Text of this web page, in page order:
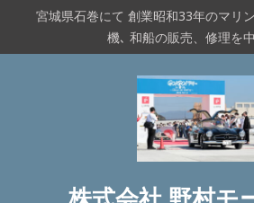
テ
宮城県石巻にて 創業昭和33年のマリ
機､ 和船の販売、修理を